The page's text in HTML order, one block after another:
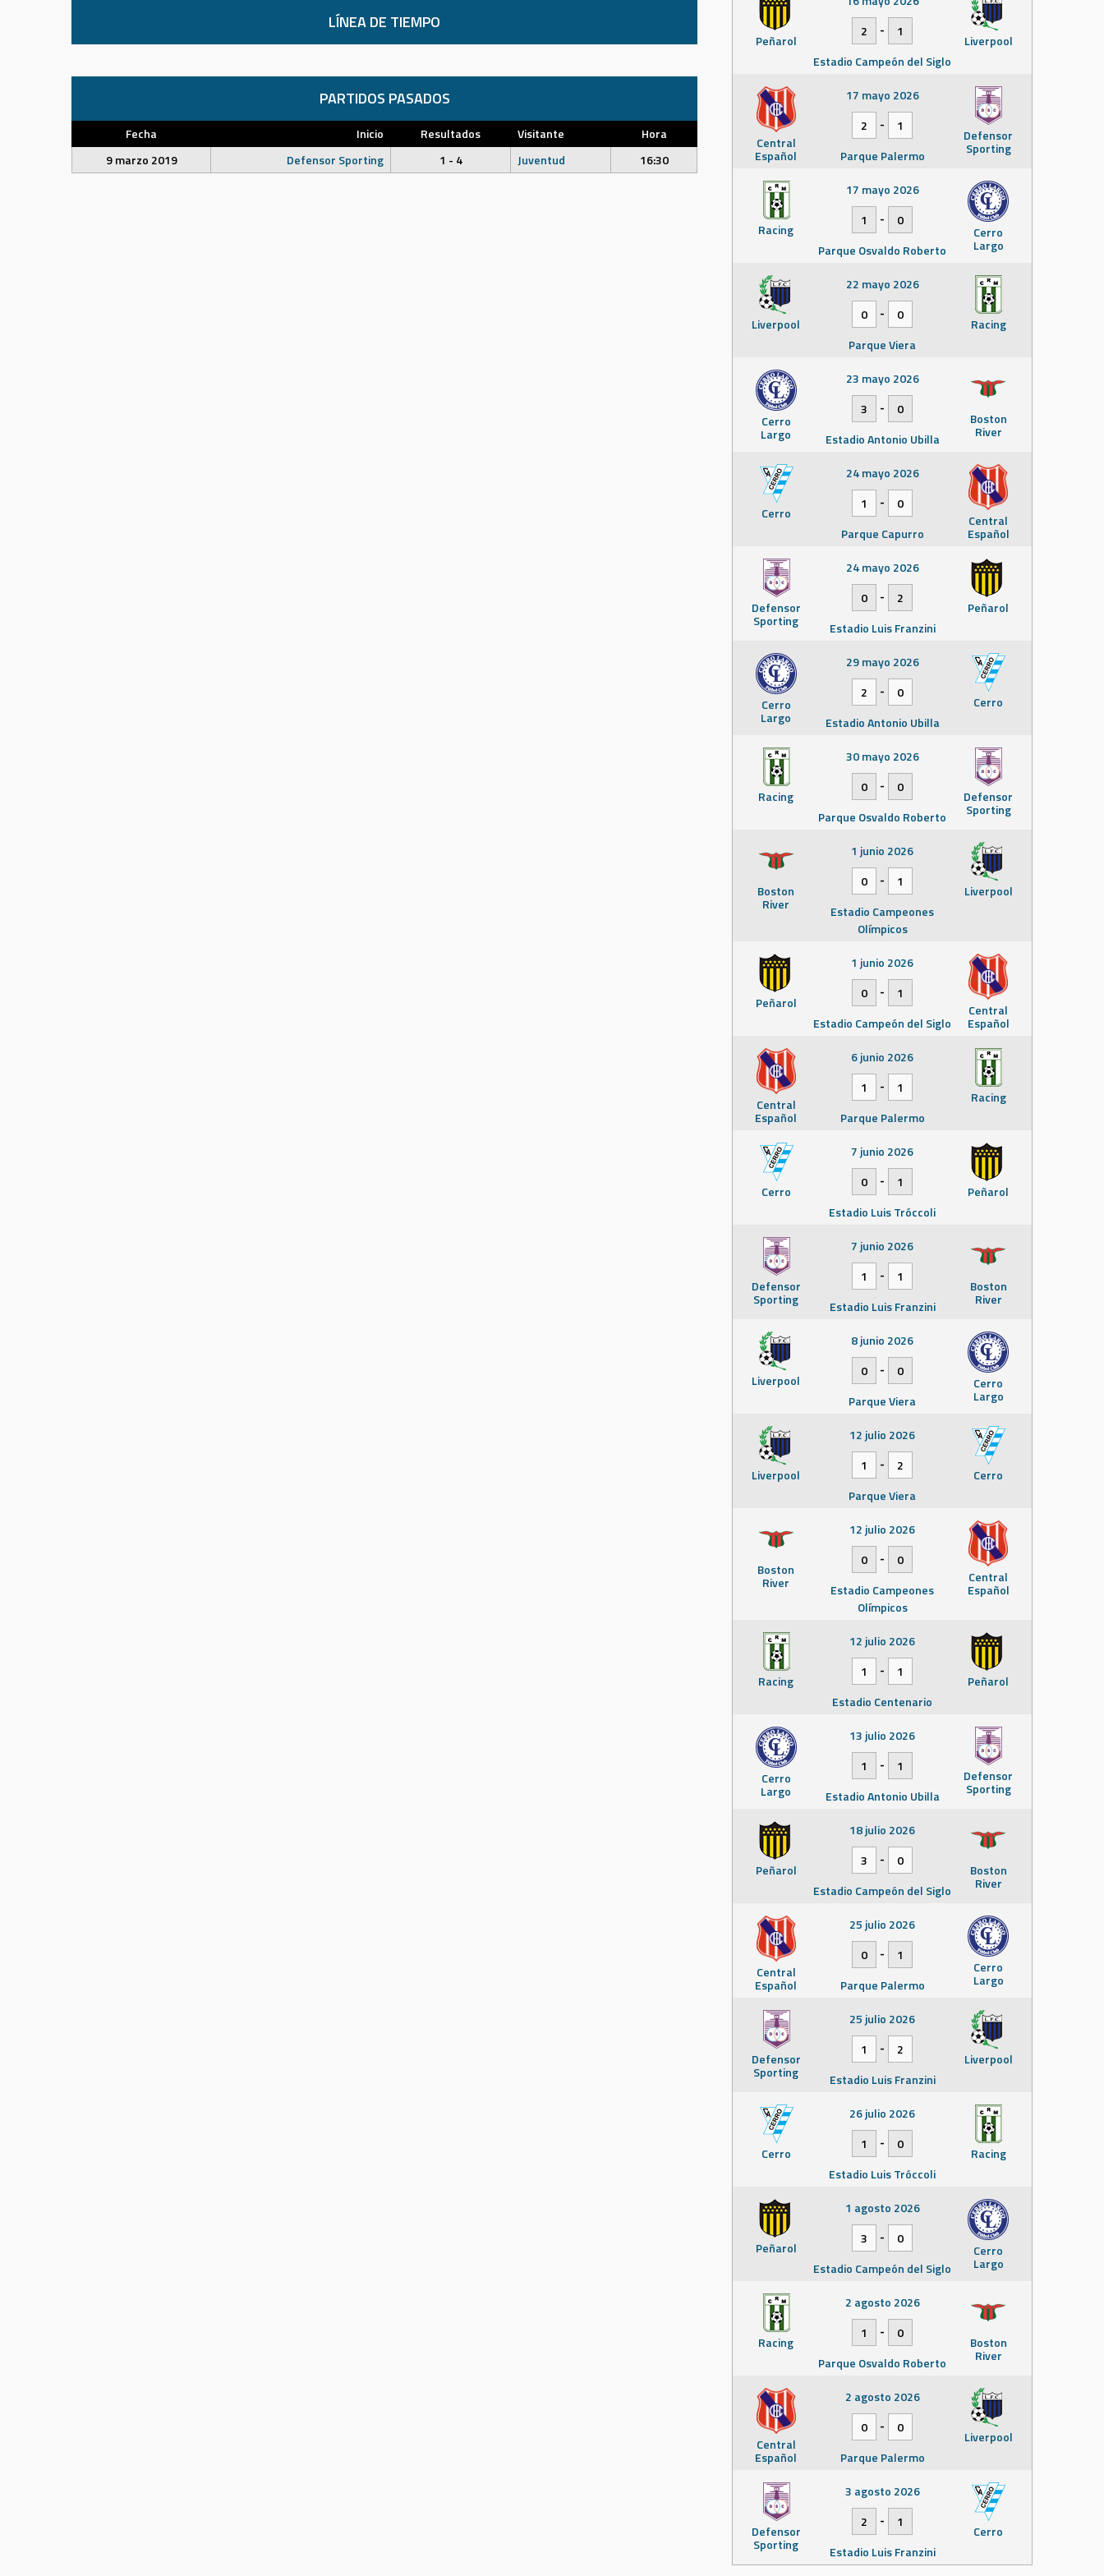
LÍNEA DE TIEMPO
PARTIDOS PASADOS
Fecha Inicio Resultados Visitante
Hora
9 marzo 2019
Defensor Sporting 1 - 4 Juventud 16:30
Peñarol Liverpool
2
-
1
Estadio Campeón del Siglo
Central
Español
Defensor
Sporting
17 mayo 2026
2
-
1
Parque Palermo
Racing Cerro
Largo
17 mayo 2026
1
-
0
Parque Osvaldo Roberto
Liverpool Racing
22 mayo 2026
0
-
0
Parque Viera
Cerro
Largo
Boston
River
23 mayo 2026
3
-
0
Estadio Antonio Ubilla
Cerro Central
Español
24 mayo 2026
1
-
0
Parque Capurro
Defensor
Sporting
Peñarol
24 mayo 2026
0
-
2
Estadio Luis Franzini
Cerro
Largo
Cerro
29 mayo 2026
2
-
0
Estadio Antonio Ubilla
Racing Defensor
Sporting
30 mayo 2026
0
-
0
Parque Osvaldo Roberto
Boston
River
Liverpool
1 junio 2026
0
-
1
Estadio Campeones
Olímpicos
Peñarol Central
Español
1 junio 2026
0
-
1
Estadio Campeón del Siglo
Central
Español
Racing
6 junio 2026
1
-
1
Parque Palermo
Cerro Peñarol
7 junio 2026
0
-
1
Estadio Luis Tróccoli
Defensor
Sporting
Boston
River
7 junio 2026
1
-
1
Estadio Luis Franzini
Liverpool Cerro
Largo
8 junio 2026
0
-
0
Parque Viera
Liverpool Cerro
12 julio 2026
1
-
2
Parque Viera
Boston
River Central
Español
12 julio 2026
0
-
0
Estadio Campeones
Olímpicos
Racing Peñarol
12 julio 2026
1
-
1
Estadio Centenario
Cerro
Largo
Defensor
Sporting
13 julio 2026
1
-
1
Estadio Antonio Ubilla
Peñarol Boston
River
18 julio 2026
3
-
0
Estadio Campeón del Siglo
Central
Español
Cerro
Largo
25 julio 2026
0
-
1
Parque Palermo
Defensor
Sporting
Liverpool
25 julio 2026
1
-
2
Estadio Luis Franzini
Cerro Racing
26 julio 2026
1
-
0
Estadio Luis Tróccoli
Peñarol Cerro
Largo
1 agosto 2026
3
-
0
Estadio Campeón del Siglo
Racing Boston
River
2 agosto 2026
1
-
0
Parque Osvaldo Roberto
Central
Español
Liverpool
2 agosto 2026
0
-
0
Parque Palermo
Defensor
Sporting
Cerro
3 agosto 2026
2
-
1
Estadio Luis Franzini